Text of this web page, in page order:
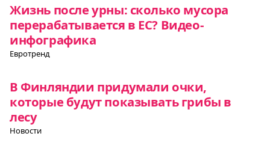
Жизнь после урны: сколько мусора
перерабатывается в ЕС? Видео-
инфографика
Евротренд
В Финляндии придумали очки,
которые будут показывать грибы в
лесу
Новости